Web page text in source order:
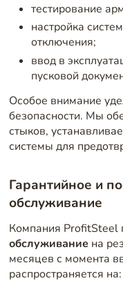
тестирование
настройка
отключения;
ввод в
пусковой
Особое внимание
безопасности. Мы
стыков,
системы для
Гарантийное и
обслуживание
Компания ProfitSteel
обслуживаниена
месяцев с момента
распространяется на: